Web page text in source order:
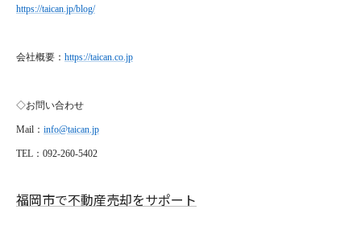
https://taican.jp/blog/
会社概要： https://taican.co.jp
◇お問い合わせ
Mail ： info@taican.jp
TEL ：092-260-5402
福岡市で不動産売却をサポート